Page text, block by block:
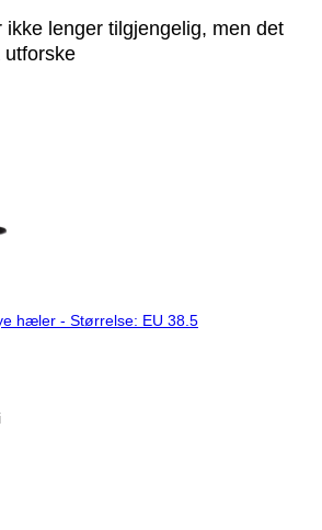
ikke lenger tilgjengelig, men det
utforske
hæler - Størrelse: EU 38.5